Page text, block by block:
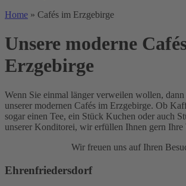
Home » Cafés im Erzgebirge
Unsere moderne
Erzgebirge
Wenn Sie einmal länger verweilen wollen, dann
unserer modernen Cafés im Erzgebirge. Ob
sogar einen Tee, ein Stück Kuchen oder auch
unserer Konditorei, wir erfüllen Ihnen gern Ihre
Wir freuen uns auf Ihren
Ehrenfriedersdorf